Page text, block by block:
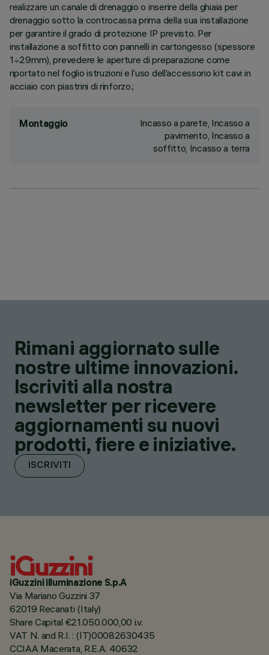
realizzare un canale di drenaggio o inserire della ghiaia per
drenaggio sotto la controcassa prima della sua installazione
per garantire il grado di protezione IP previsto. Per
installazione a soffitto con pannelli in cartongesso (spessore
1÷29mm), prevedere le aperture di preparazione come
riportato nel foglio istruzioni e l’uso dell’accessorio kit cavi in
acciaio con piastrini di rinforzo.;
Montaggio
Incasso a parete, Incasso a
pavimento, Incasso a
soffitto, Incasso a terra
Rimani aggiornato sulle
nostre ultime innovazioni.
Iscriviti alla nostra
newsletter per ricevere
aggiornamenti su nuovi
prodotti, fiere e iniziative.
ISCRIVITI
iGuzzini illuminazione S.p.A
Via Mariano Guzzini 37
62019 Recanati (Italy)
Share Capital €21.050.000,00 i.v.
VAT N. and R.I. : (IT)00082630435
CCIAA Macerata, R.E.A. 40632